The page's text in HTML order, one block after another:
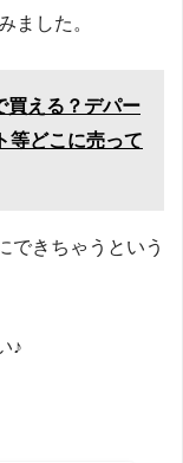
ました。
買える？デパー
等どこに売って
できちゃうという
♪